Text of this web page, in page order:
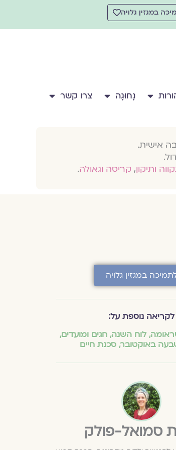
במגזין גלויה
נָחוּגָה צרו קשר
אישית.
ותיקון, קריסה וגאולה.
במגזין גלויה
לקריאה נוספת על:
,לוח השנה, חגים ומועדים,
באוקטובר, סכנת חיים
סמואל-פולק